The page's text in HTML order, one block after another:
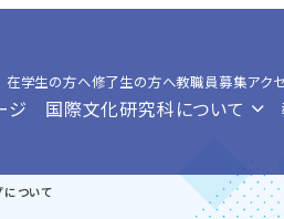
ジ 国際文化研究科について
在学生の方へ修了生の方へ教職員募集アク
について